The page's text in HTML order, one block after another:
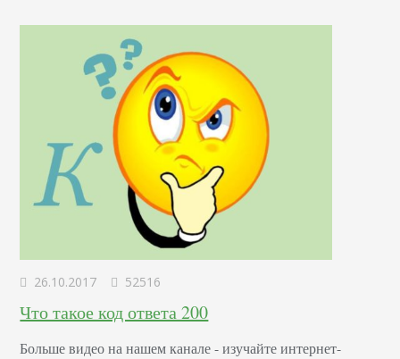
26.10.2017 52516
Что такое код ответа 200
Больше видео на нашем канале - изучайте интернет-